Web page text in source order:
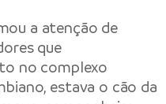
a atenção de
que
no complexo
estava o cão da